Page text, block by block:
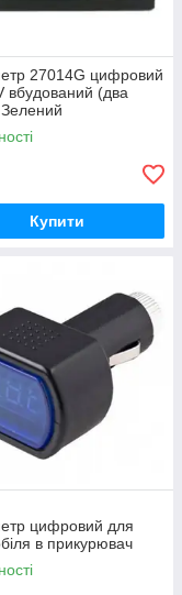
27014G цифровий
вбудований (два
Купити
цифровий для
в прикурювач